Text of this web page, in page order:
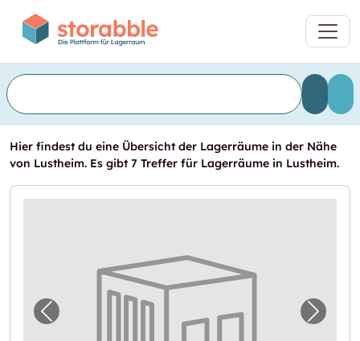
Hier findest du eine Übersicht der Lagerräume in der Nähe
von Lustheim. Es gibt 7 Treffer für Lagerräume in Lustheim.
Vorheriges Bild für "Selfstorage in